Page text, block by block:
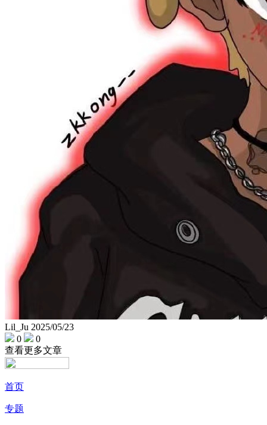
Lil_Ju 2025/05/23
0
0
查看更多文章
首页
专题